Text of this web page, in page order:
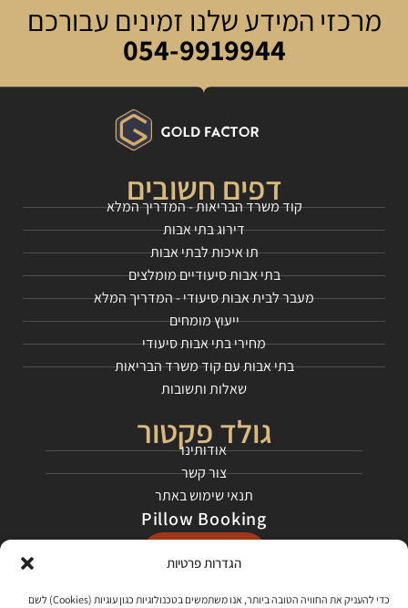
הגדרות פרטיות
כדי להעניק את החוויה הטובה ביותר, אנו משתמשים בטכנולוגיות כגון עוגיות (Cookies) לשם
מרכזי המידע שלנו זמינים עבורכם
054-9919944
דפים חשובים
קוד משרד הבריאות - המדריך המלא
דירוג בתי אבות
תו איכות לבתי אבות
בתי אבות סיעודיים מומלצים
מעבר לבית אבות סיעודי - המדריך המלא
ייעוץ מומחים
מחירי בתי אבות סיעודי
בתי אבות עם קוד משרד הבריאות
שאלות ותשובות
גולד פקטור
אודותינו
צור קשר
תנאי שימוש באתר
Pillow Booking